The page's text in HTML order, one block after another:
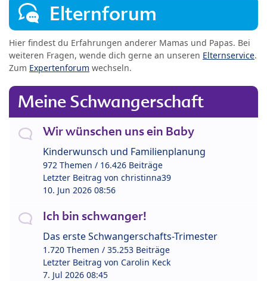
Elternforum
Hier findest du Erfahrungen anderer Mamas und Papas. Bei
weiteren Fragen, wende dich gerne an unseren Elternservice.
Zum Expertenforum wechseln.
Meine Schwangerschaft
Wir wünschen uns ein Baby
Kinderwunsch und Familienplanung
972 Themen / 16.426 Beiträge
Letzter Beitrag von christinna39
10. Jun 2026 08:56
Ich bin schwanger!
Das erste Schwangerschafts-Trimester
1.720 Themen / 35.253 Beiträge
Letzter Beitrag von Carolin Keck
7. Jul 2026 08:45